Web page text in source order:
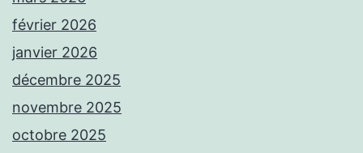
février 2026
janvier 2026
décembre 2025
novembre 2025
octobre 2025